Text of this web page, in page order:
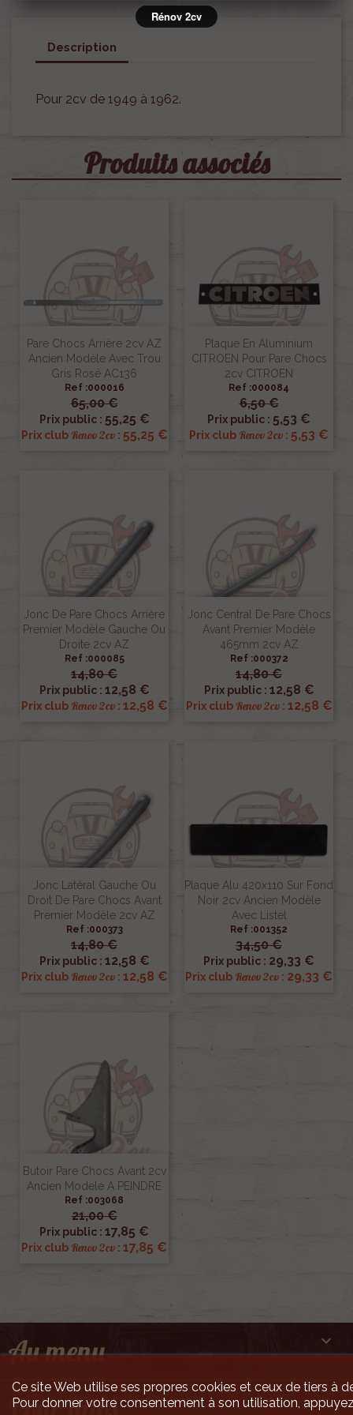
Description
Pour 2cv de 1949 à 1962.
Produits associés
Pare Chocs Arrière 2cv AZ
Ancien Modèle Avec Trou
Gris Rosé AC136
Ref :000016
65,00 €
Prix public : 55,25 €
Prix club Renov 2cv: 55,25 €
Plaque En Aluminium
CITROEN Pour Pare Chocs
2cv CITROEN
Ref :000084
6,50 €
Prix public : 5,53 €
Prix club Renov 2cv : 5,53 €
Jonc De Pare Chocs Arrière
Premier Modèle Gauche Ou
Droite 2cv AZ
Ref :000085
14,80 €
Prix public : 12,58 €
Prix club Renov 2cv: 12,58 €
Jonc Central De Pare Chocs
Avant Premier Modèle
465mm 2cv AZ
Ref :000372
14,80 €
Prix public : 12,58 €
Prix club Renov 2cv: 12,58 €
Jonc Latéral Gauche Ou
Droit De Pare Chocs Avant
Premier Modèle 2cv AZ
Ref :000373
14,80 €
Prix public : 12,58 €
Prix club Renov 2cv: 12,58 €
Plaque Alu 420x110 Sur Fond
Noir 2cv Ancien Modèle
Avec Listel
Ref :001352
34,50 €
Prix public : 29,33 €
Prix club Renov 2cv : 29,33 €
Butoir Pare Chocs Avant 2cv
Ancien Modele A PEINDRE
Ref :003068
21,00 €
Prix public : 17,85 €
Prix club Renov 2cv : 17,85 €
Au menu 

Ce site Web utilise ses propres cookies et ceux de tiers à
Pour donner votre consentement à son utilisation,
Rénov 2cv